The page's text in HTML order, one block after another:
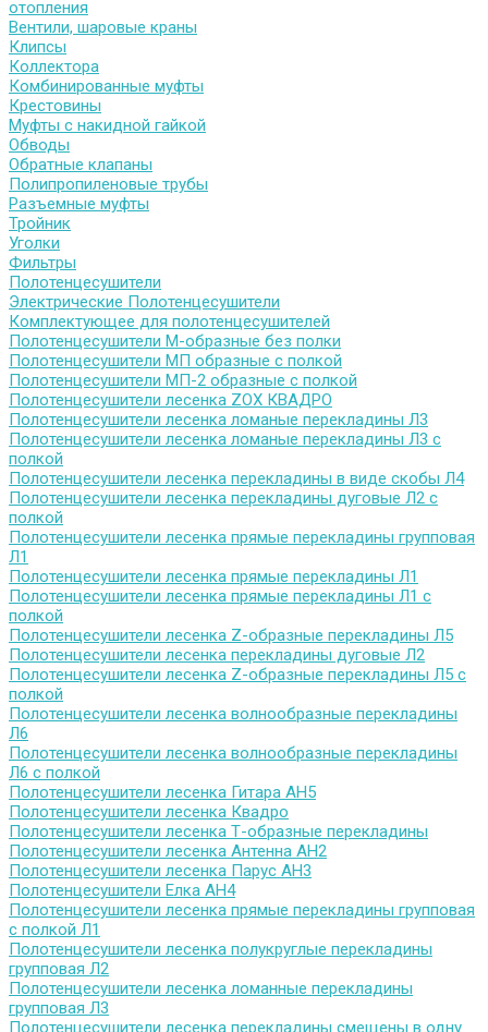
отопления
Вентили, шаровые краны
Клипсы
Коллектора
Комбинированные муфты
Крестовины
Муфты с накидной гайкой
Обводы
Обратные клапаны
Полипропиленовые трубы
Разъемные муфты
Тройник
Уголки
Фильтры
Полотенцесушители
Электрические Полотенцесушители
Комплектующее для полотенцесушителей
Полотенцесушители М-образные без полки
Полотенцесушители МП образные с полкой
Полотенцесушители МП-2 образные с полкой
Полотенцесушители лесенка ZOX КВАДРО
Полотенцесушители лесенка ломаные перекладины Л3
Полотенцесушители лесенка ломаные перекладины Л3 с
полкой
Полотенцесушители лесенка перекладины в виде скобы Л4
Полотенцесушители лесенка перекладины дуговые Л2 с
полкой
Полотенцесушители лесенка прямые перекладины групповая
Л1
Полотенцесушители лесенка прямые перекладины Л1
Полотенцесушители лесенка прямые перекладины Л1 с
полкой
Полотенцесушители лесенка Z-образные перекладины Л5
Полотенцесушители лесенка перекладины дуговые Л2
Полотенцесушители лесенка Z-образные перекладины Л5 с
полкой
Полотенцесушители лесенка волнообразные перекладины
Л6
Полотенцесушители лесенка волнообразные перекладины
Л6 с полкой
Полотенцесушители лесенка Гитара АН5
Полотенцесушители лесенка Квадро
Полотенцесушители лесенка Т-образные перекладины
Полотенцесушители лесенка Антенна АН2
Полотенцесушители лесенка Парус АН3
Полотенцесушители Елка АН4
Полотенцесушители лесенка прямые перекладины групповая
с полкой Л1
Полотенцесушители лесенка полукруглые перекладины
групповая Л2
Полотенцесушители лесенка ломанные перекладины
групповая Л3
Полотенцесушители лесенка перекладины смещены в одну